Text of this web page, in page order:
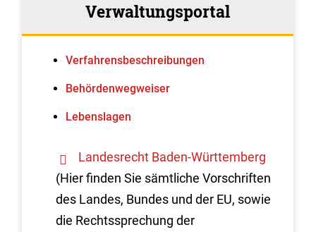
Verwaltungsportal
Verfahrens­beschreibungen
Behördenwegweiser
Lebenslagen
Landesrecht Baden-Württemberg
(Hier finden Sie sämtliche Vorschriften
des Landes, Bundes und der EU, sowie
die Rechtssprechung der